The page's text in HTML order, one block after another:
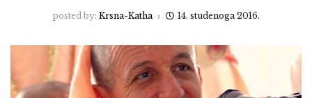
posted by: Krsna-Katha 14. studenoga 2016.